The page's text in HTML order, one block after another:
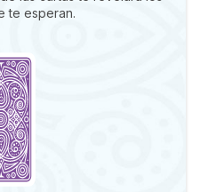
te esperan.